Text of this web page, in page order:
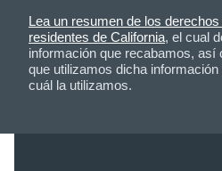
Lea un resumen de los
residentes de California, el cual
información que recabamos, así
que utilizamos dicha
cuál la utilizamos.